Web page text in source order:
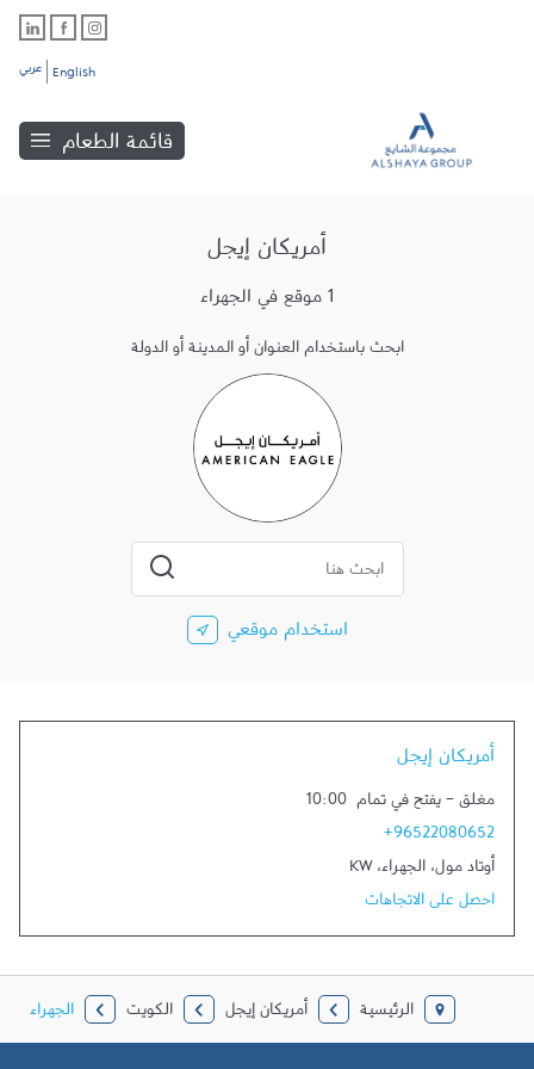
English عربي
قائمة الطعام
أمريكان إيجل
1 موقع في الجهراء
ابحث باستخدام العنوان أو المدينة أو الدولة
استخدام موقعي
أمريكان إيجل
مغلق - يفتح في تمام 10:00
+96522080652
أوتاد مول، الجهراء، KW
احصل على الاتجاهات
الرئيسية أمريكان إيجل الكويت الجهراء